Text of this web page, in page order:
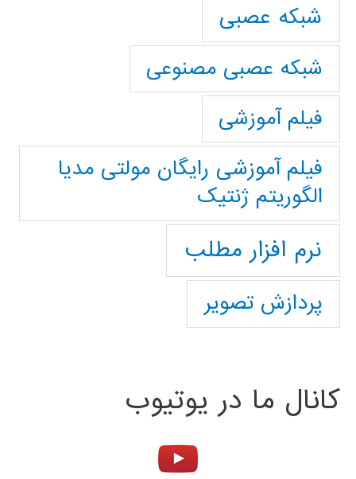
شبکه عصبی
شبکه عصبی مصنوعی
فیلم آموزشی
فیلم آموزشی رایگان مولتی مدیا
الگوریتم ژنتیک
نرم افزار مطلب
پردازش تصویر
کانال ما در یوتیوب